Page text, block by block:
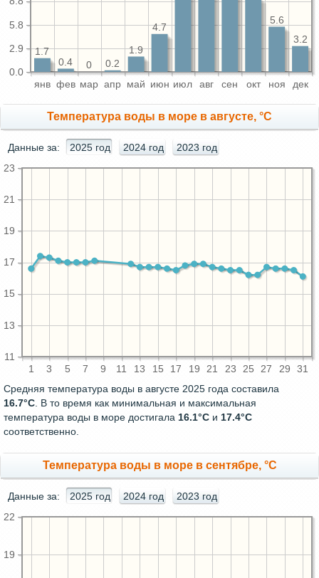
янв фев мар апр май июн июл авг сен окт ноя дек
0.0
2.9
5.8
3.2
5.6
4.7
1.9
0.2
0
0.4
1.7
Температура воды в море в августе, °C
Данные за: 2025 год 2024 год 2023 год
1 3 5 7 9 11 13 15 17 19 21 23 25 27 29 31
11
13
15
17
19
21
23
Средняя температура воды в августе 2025 года составила
16.7°C. В то время как минимальная и максимальная
температура воды в море достигала 16.1°C и 17.4°C
соответственно.
Температура воды в море в сентябре, °C
Данные за: 2025 год 2024 год 2023 год
19
22